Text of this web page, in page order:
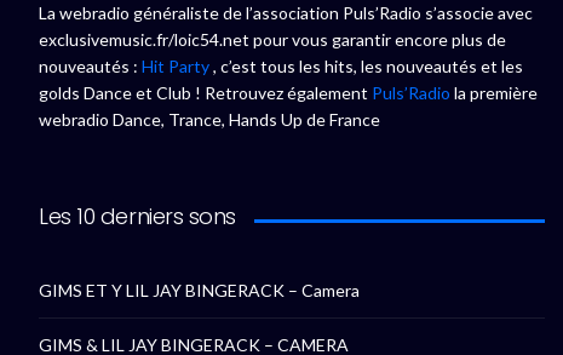
La webradio généraliste de l’association Puls’Radio s’associe avec
exclusivemusic.fr/loic54.net pour vous garantir encore plus de
nouveautés : Hit Party, c’est tous les hits, les nouveautés et les
golds Dance et Club ! Retrouvez également Puls’Radio la première
webradio Dance, Trance, Hands Up de France
Les 10 derniers sons
GIMS ET Y LIL JAY BINGERACK – Camera
GIMS & LIL JAY BINGERACK – CAMERA